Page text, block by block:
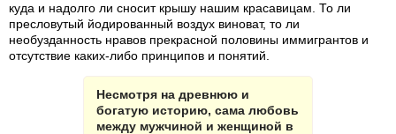
куда и надолго ли сносит крышу нашим красавицам. То ли
пресловутый йодированный воздух виноват, то ли
необузданность нравов прекрасной половины иммигрантов и
отсутствие каких-либо принципов и понятий.
Несмотря на древнюю и
богатую историю, сама любовь
между мужчиной и женщиной в